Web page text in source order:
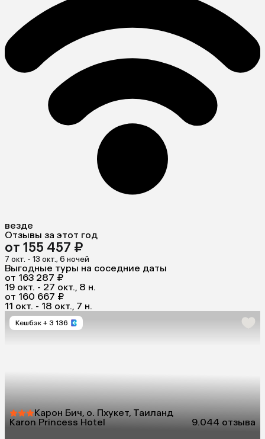
везде
Отзывы за этот год
от 155 457 ₽
7 окт. - 13 окт., 6 ночей
Выгодные туры на соседние даты
от 163 287 ₽
19 окт. - 27 окт., 8 н.
от 160 667 ₽
11 окт. - 18 окт., 7 н.
Кешбэк + 3 136
Карон Бич, о. Пхукет, Таиланд
Karon Princess Hotel
9.044 отзыва